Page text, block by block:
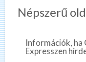
Népszerű
Információk, ha
Expresszen